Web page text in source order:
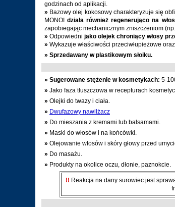
godzinach od aplikacji.
» Bazowy olej kokosowy charakteryzuje się
MONOIdziała również regenerująco na
zapobiegając mechanicznym zniszczeniom
» Odpowiedni jako olejek chroniący włosy
» Wykazuje właściwości przeciwłupieżowe
» Sprzedawany w plastikowym słoiku.
» Sugerowane stężenie w kosmetykach: 5-
» Jako faza tłuszczowa w recepturach
» Olejki do twazy i ciała.
» Dwufazowy nawilżacz
» Do mieszania z kremami lub balsamami.
» Maski do włosów i na końcówki.
» Olejowanie włosów i skóry głowy przed
» Do masażu.
» Produkty na okolice oczu, dłonie, paznokcie.
!! Reakcja na dany surowiec jest